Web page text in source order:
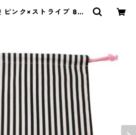
ピンク×ストライプ 85-